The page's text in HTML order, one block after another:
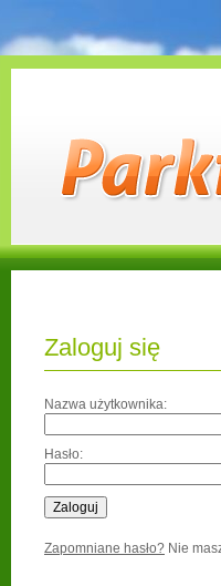
Zaloguj się
Nazwa użytkownika:
Hasło:
Zapomniane hasło? Nie